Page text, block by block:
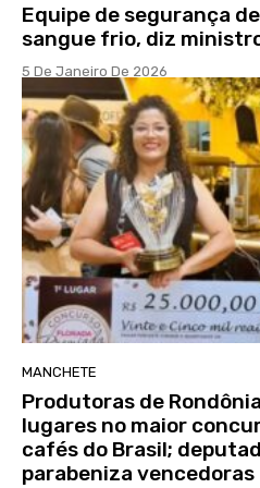
Equipe de segurança
sangue frio, diz
5 De Janeiro De 2026
MANCHETE
Produtoras de
lugares no maior
cafés do Brasil;
parabeniza vencedoras